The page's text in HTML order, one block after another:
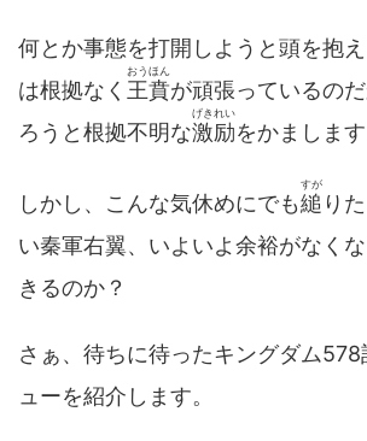
何とか事態を打開しようと頭を抱
は根拠なく 王賁
おうほん
が頑張っているの
ろうと根拠不明な激励
げきれい
をかまします
しかし、こんな気休めにでも縋
すが
り
い秦軍右翼、いよいよ余裕がなく
きるのか？
さぁ、待ちに待ったキングダム
ューを紹介します。